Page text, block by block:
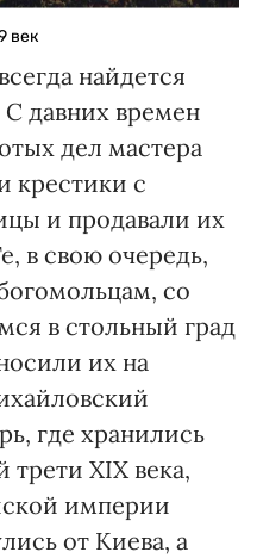
век
найдется
давних времен
дел мастера
крестики с
и продавали их
в свою очередь,
со
в стольный град
их на
где хранились
XIX века,
империи
от Киева, а